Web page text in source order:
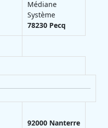
Médiane
Système
78230 Pecq
92000 Nanterre